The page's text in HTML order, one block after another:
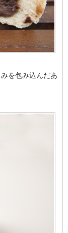
を包み込んだあ